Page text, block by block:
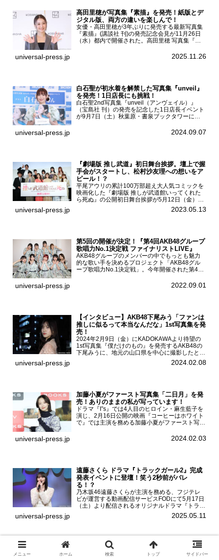
高田里穂が写真集『素描』を発売！紙版とデ
ジタル版、両方の違いを楽しんで！
女優・高田里穂が3年ぶりに発売する最新写真集
『素描』(講談社 刊)の発売記念会見が11月26日
（水）都内で開催された。高田里穂 写真集『素
あなたです』(読売テレビ)に出演するなど女優と
universal-press.jp 2025.11.26
白石聖が初水着を解禁した写真集『unveil』
を発売！1日店長にも挑戦！
白石聖2nd写真集『unveil（アンヴェイル）』
（宝島社 刊）の発売を記念した1日店長イベント
が9月7日（土）秋葉原・書泉ブックタワーにて
を記念し1日店長イベントを開催した本写真集は
universal-press.jp 2024.09.07
『劇場版 推し武道』初日舞台挨拶。壇上で握
手会がスタートし、松村沙友理への想いをア
ピール！？
平尾アウリの累計100万部超え大人気コミックを
映画化した『劇場版 推しが武道館いってくれた
ら死ぬ』の公開初日舞台挨拶が5月12日（金）新
宿バルト9で開催され、出演者の松村沙友理、中
村里帆、MOMO(@onefive)、KANO(@onefi...
universal-press.jp 2023.05.13
第5回の開催が決定！『第4回AKB48グループ
歌唱力No.1決定戦 ファイナリストLIVE』
AKB48グループのメンバーの中でもっとも魅力
的な歌い手を決めるプロジェクト「AKB48グル
ープ歌唱力No.1決定戦」。今年開催された第4回
る一夜限りのライブイベント「ファイナリスト
universal-press.jp 2022.09.01
【インタビュー】AKB48下尾みう「ファンは
推しに似るって本当なんだな」1st写真集を発
売！
2024年2月9日（金）にKADOKAWAより待望の
1st写真集『僕だけのもの』を発売するAKB48の
下尾みうに、地元の山口県を中心に撮影したとい
う今回の写真集についてインタビューをお願いし
た。1st写真集『僕だけのもの』を発売する
universal-press.jp 2024.02.08
加藤小夏がファースト写真集「二日月」を発
売！ありのままの私が写っています！
ドラマ『I”s』では4人目のヒロイン・麻生藍子を
演じ、2月16日公開の映画『コーヒーはホワイト
で』では主演を務める加藤小夏がファースト写真
記念イベントをHMV＆BOOKS SHIBUYAで開催
universal-press.jp 2024.02.03
遠藤さくら ドラマ『トラックガール2』完成
発表イベントに登壇！笑う2秒前がバレ
る！？
乃木坂46遠藤さくらが主演を務める、フジテレ
ビが運営する動画配信サービスFODにて5月17日
（土）より配信されるオリジナルドラマ『トラッ
クガール2』の完成発表イベントが５月10日
（土）都内で開催された。FODドラマ『トラック
universal-press.jp 2025.05.11
有村架純、鮮やかな日本茶カラーのワンピー
ス姿を披露！なかやまきんに君の新ギャグに
メニュー ホーム 検索 トップ サイドバー